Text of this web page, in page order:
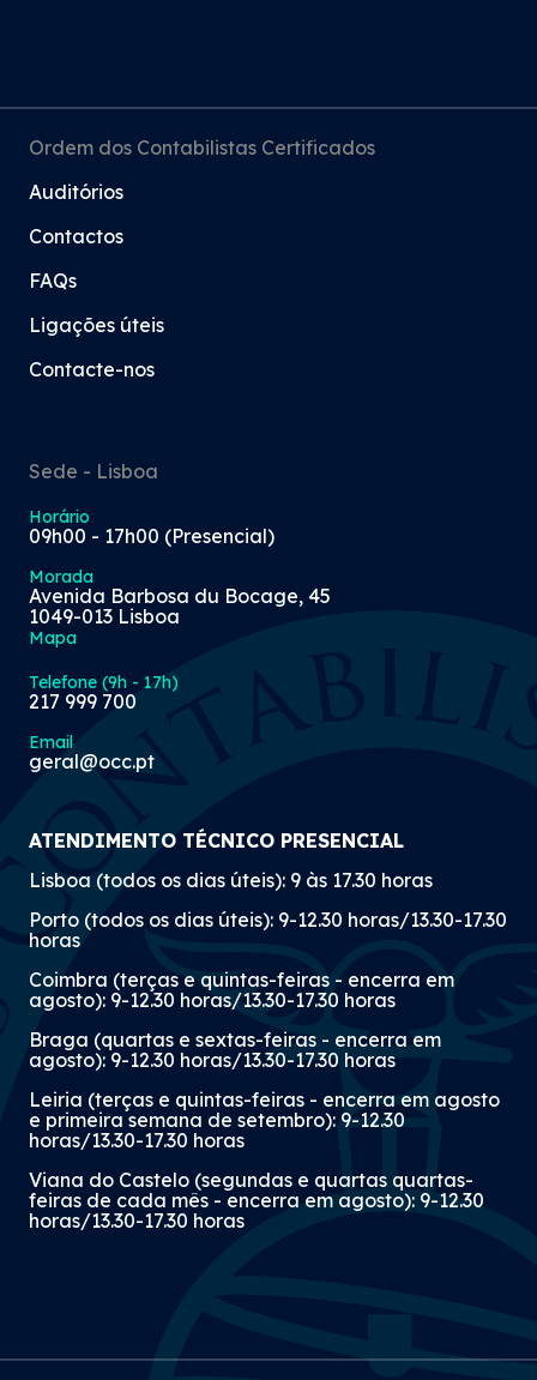
Ordem dos Contabilistas Certificados
Auditórios
Contactos
FAQs
Ligações úteis
Contacte-nos
Sede - Lisboa
Horário
09h00 - 17h00 (Presencial)
Morada
Avenida Barbosa du Bocage, 45
1049-013 Lisboa
Mapa
Telefone (9h - 17h)
217 999 700
Email
geral@occ.pt
ATENDIMENTO TÉCNICO PRESENCIAL
Lisboa (todos os dias úteis): 9 às 17.30 horas
Porto (todos os dias úteis): 9-12.30 horas/13.30-17.30
horas
Coimbra (terças e quintas-feiras - encerra em
agosto): 9-12.30 horas/13.30-17.30 horas
Braga (quartas e sextas-feiras - encerra em
agosto): 9-12.30 horas/13.30-17.30 horas
Leiria (terças e quintas-feiras - encerra em agosto
e primeira semana de setembro): 9-12.30
horas/13.30-17.30 horas
Viana do Castelo (segundas e quartas quartas-
feiras de cada mês - encerra em agosto): 9-12.30
horas/13.30-17.30 horas